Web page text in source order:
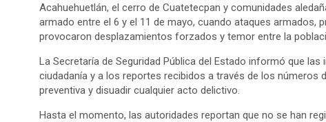
Acahuehuetlán, el cerro de Cuatetecpan y comunidades
armado entre el 6 y el 11 de mayo, cuando ataques armados,
provocaron desplazamientos forzados y temor entre la
La Secretaría de Seguridad Pública del Estado informó que
ciudadanía y a los reportes recibidos a través de los números
preventiva y disuadir cualquier acto delictivo.
Hasta el momento, las autoridades reportan que no se han